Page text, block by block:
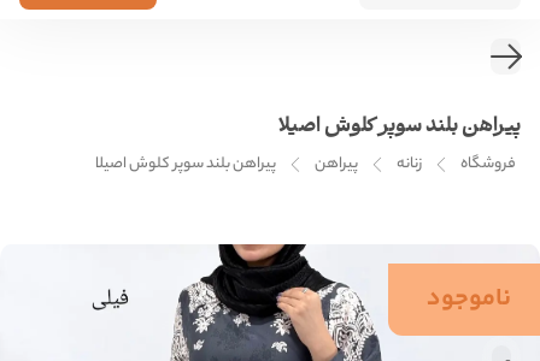
پیراهن بلند سوپر کلوش اصیلا
فروشگاه زنانه پیراهن پیراهن بلند سوپر کلوش اصیلا
ناموجود